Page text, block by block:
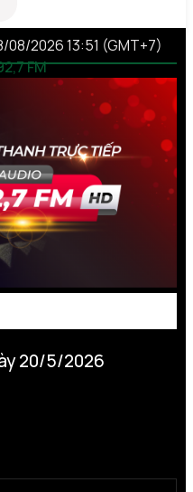
FM
08/2026 13:51 (GMT+7)
20/5/2026